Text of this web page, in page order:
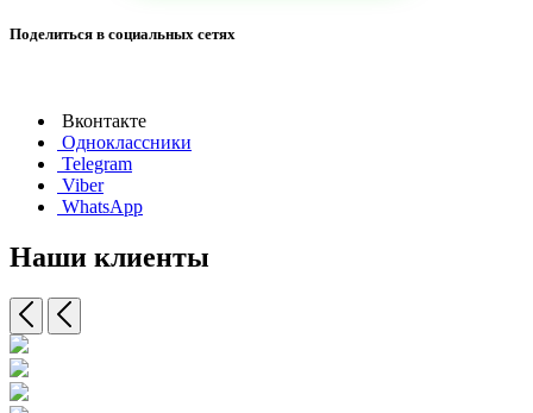
Поделиться в социальных сетях
Вконтакте
Одноклассники
Telegram
Viber
WhatsApp
Наши клиенты